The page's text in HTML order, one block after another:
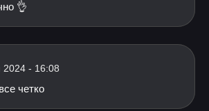
👌
2024 - 16:08
четко